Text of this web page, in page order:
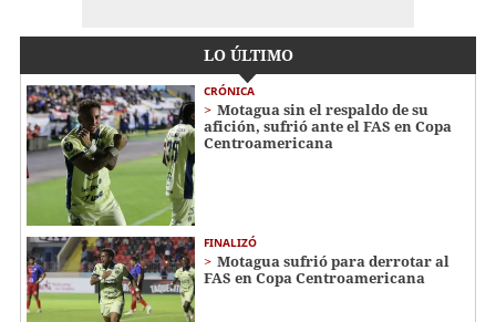
LO ÚLTIMO
CRÓNICA
Motagua sin el respaldo de su
afición, sufrió ante el FAS en Copa
Centroamericana
FINALIZÓ
Motagua sufrió para derrotar al
FAS en Copa Centroamericana